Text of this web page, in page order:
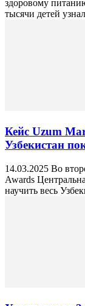
здоровому
тысячи детей
Кейс Uzum
Узбекистан
14.03.2025 Во
Awards
научить весь